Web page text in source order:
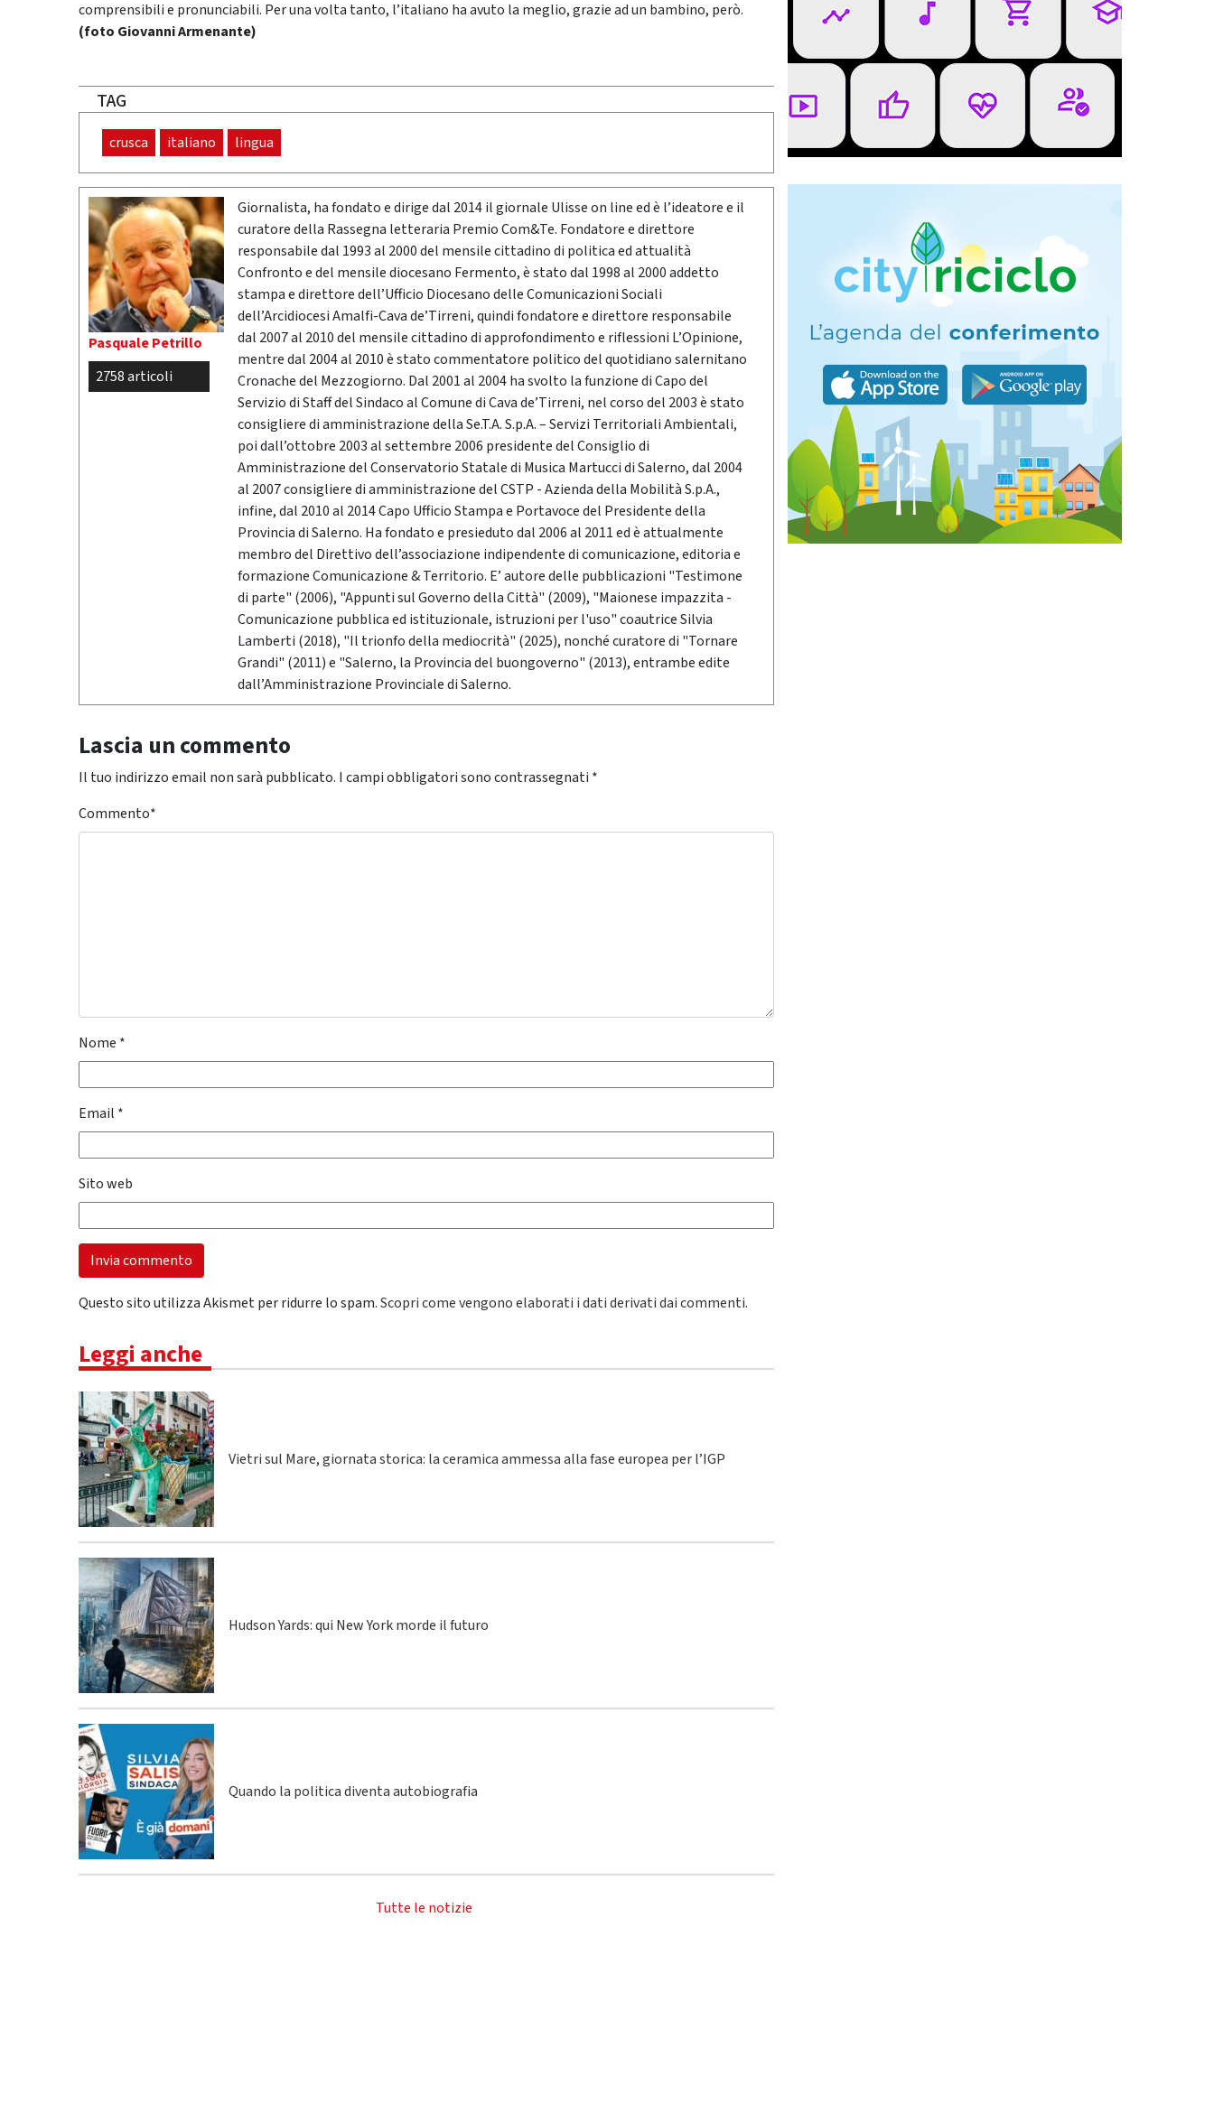
comprensibili e pronunciabili. Per una volta tanto, l’italiano ha avuto la meglio, grazie ad un bambino, però.
(foto Giovanni Armenante)
TAG
crusca italiano lingua
Pasquale Petrillo
2758 articoli
Giornalista, ha fondato e dirige dal 2014 il giornale Ulisse on line ed è l’ideatore e il
curatore della Rassegna letteraria Premio Com&Te. Fondatore e direttore
responsabile dal 1993 al 2000 del mensile cittadino di politica ed attualità
Confronto e del mensile diocesano Fermento, è stato dal 1998 al 2000 addetto
stampa e direttore dell’Ufficio Diocesano delle Comunicazioni Sociali
dell’Arcidiocesi Amalfi-Cava de’Tirreni, quindi fondatore e direttore responsabile
dal 2007 al 2010 del mensile cittadino di approfondimento e riflessioni L’Opinione,
mentre dal 2004 al 2010 è stato commentatore politico del quotidiano salernitano
Cronache del Mezzogiorno. Dal 2001 al 2004 ha svolto la funzione di Capo del
Servizio di Staff del Sindaco al Comune di Cava de’Tirreni, nel corso del 2003 è stato
consigliere di amministrazione della Se.T.A. S.p.A. – Servizi Territoriali Ambientali,
poi dall’ottobre 2003 al settembre 2006 presidente del Consiglio di
Amministrazione del Conservatorio Statale di Musica Martucci di Salerno, dal 2004
al 2007 consigliere di amministrazione del CSTP - Azienda della Mobilità S.p.A.,
infine, dal 2010 al 2014 Capo Ufficio Stampa e Portavoce del Presidente della
Provincia di Salerno. Ha fondato e presieduto dal 2006 al 2011 ed è attualmente
membro del Direttivo dell’associazione indipendente di comunicazione, editoria e
formazione Comunicazione & Territorio. E’ autore delle pubblicazioni "Testimone
di parte" (2006), "Appunti sul Governo della Città" (2009), "Maionese impazzita -
Comunicazione pubblica ed istituzionale, istruzioni per l'uso" coautrice Silvia
Lamberti (2018), "Il trionfo della mediocrità" (2025), nonché curatore di "Tornare
Grandi" (2011) e "Salerno, la Provincia del buongoverno" (2013), entrambe edite
dall’Amministrazione Provinciale di Salerno.
Lascia un commento
Il tuo indirizzo email non sarà pubblicato. I campi obbligatori sono contrassegnati *
Commento*
Nome *
Email *
Sito web
Questo sito utilizza Akismet per ridurre lo spam.Scopri come vengono elaborati i dati derivati dai commenti.
Leggi anche
Vietri sul Mare, giornata storica: la ceramica ammessa alla fase europea per l’IGP
Hudson Yards: qui New York morde il futuro
Quando la politica diventa autobiografia
Tutte le notizie